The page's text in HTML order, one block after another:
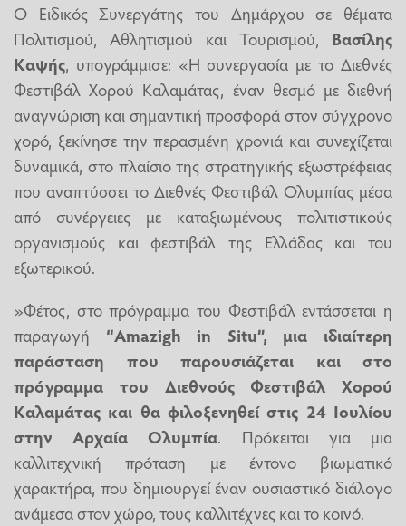
Ο Ειδικός Συνεργάτης του Δημάρχου σε θέματα
Πολιτισμού, Αθλητισμού και Τουρισμού, Βασίλης
Καψής, υπογράμμισε: «Η συνεργασία με το Διεθνές
Φεστιβάλ Χορού Καλαμάτας, έναν θεσμό με διεθνή
αναγνώριση και σημαντική προσφορά στον σύγχρονο
χορό, ξεκίνησε την περασμένη χρονιά και συνεχίζεται
δυναμικά, στο πλαίσιο της στρατηγικής εξωστρέφειας
που αναπτύσσει το Διεθνές Φεστιβάλ Ολυμπίας μέσα
από συνέργειες με καταξιωμένους πολιτιστικούς
οργανισμούς και φεστιβάλ της Ελλάδας και του
εξωτερικού.
»Φέτος, στο πρόγραμμα του Φεστιβάλ εντάσσεται η
παραγωγή “Amazigh in Situ”, μια ιδιαίτερη
παράσταση που παρουσιάζεται και στο
πρόγραμμα του Διεθνούς Φεστιβάλ Χορού
Καλαμάτας και θα φιλοξενηθεί στις 24 Ιουλίου
στην Αρχαία Ολυμπία. Πρόκειται για μια
καλλιτεχνική πρόταση με έντονο βιωματικό
χαρακτήρα, που δημιουργεί έναν ουσιαστικό διάλογο
ανάμεσα στον χώρο, τους καλλιτέχνες και το κοινό.